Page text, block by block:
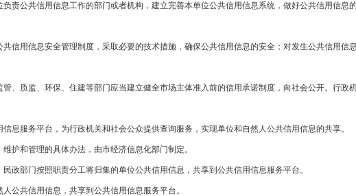
公共信用信息工作的部门或者机构，建立完善本单位公共信用信息系统，做好公共信用信息
用信息安全管理制度，采取必要的技术措施，确保公共信用信息的安全；对发生公共信用信
质监、环保、住建等部门应当建立健全市场主体准入前的信用承诺制度，向社会公开。行政
服务平台，为行政机关和社会公众提供查询服务，实现单位和自然人公共信用信息的共享。
和管理的具体办法，由市经济信息化部门制定。
部门按照职责分工将归集的单位公共信用信息，共享到公共信用信息服务平台。
共信用信息，共享到公共信用信息服务平台。